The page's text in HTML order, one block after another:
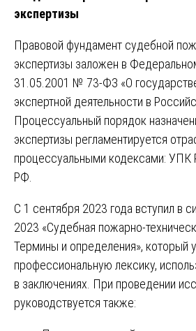
экспертизы
Правовой фундамент судебной
экспертизы заложен в
31.05.2001 № 73-ФЗ «О
экспертной деятельности в
Процессуальный порядок
экспертизы регламентируется
процессуальными кодексами:
РФ.
С 1 сентября 2023 года вступил в
2023 «Судебная
Термины и определения», который
профессиональную лексику,
в заключениях. При проведении
руководствуется также: